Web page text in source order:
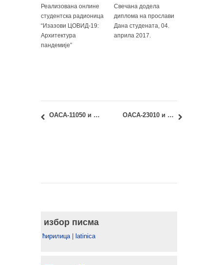
Реализована онлине
студентска радионица
“Изазови ЦОВИД-19:
Архитектура
пандемије”
Свечана додела
диплома на прослави
Дана студената, 04.
априла 2017.
ОАСА-11050 и ИАСА-11050 – Материјали и физика зграда: увид у испитне радове из јануарског рока ОАСА-23010 и ИАСА-23010 – Становање: Јануарски испитни рок – Увид у радове
избор писма
ћирилица latinica